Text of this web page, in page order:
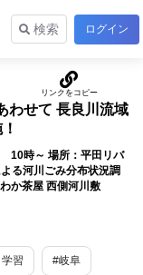
検索 ログイン
わせて 長良川流域
時～ 場所：平田リバ
る河川ごみ分布状況調
か茶屋 西側河川敷
習 #岐阜